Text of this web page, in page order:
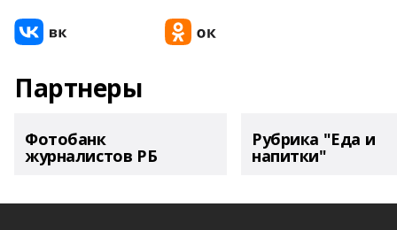
Партнеры
Фотобанк
журналистов РБ
Рубрика "Еда и
напитки"